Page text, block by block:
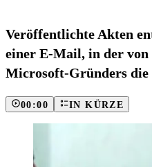
Veröffentlichte Akten
einer E-Mail, in der von
Microsoft-Gründers die
00:00 IN KÜRZE